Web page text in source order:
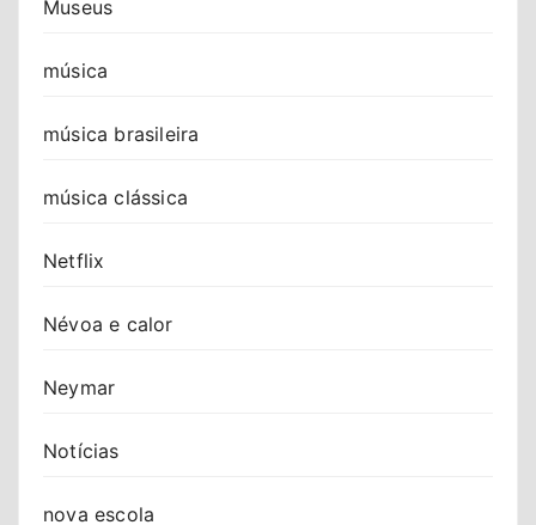
Museus
música
música brasileira
música clássica
Netflix
Névoa e calor
Neymar
Notícias
nova escola